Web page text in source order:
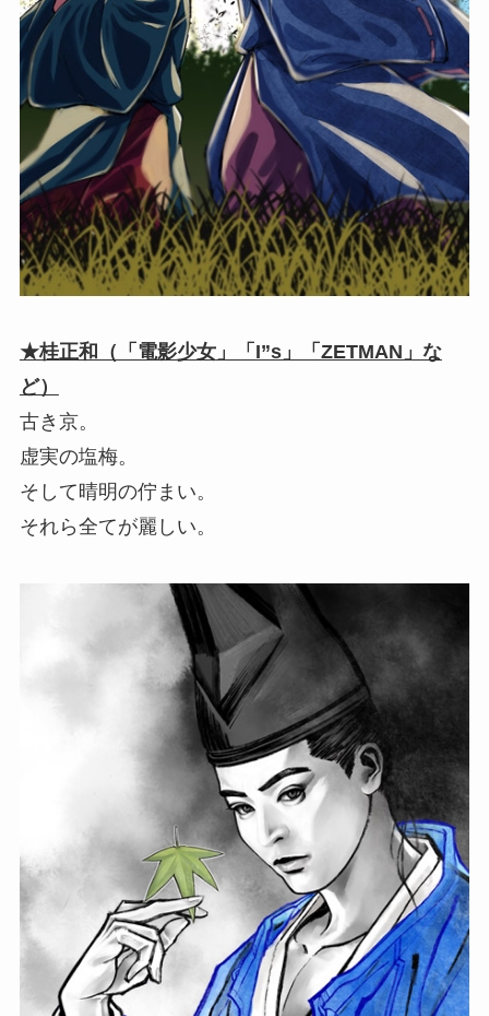
★桂正和（「電影少女」「I”s」「ZETMAN」な
ど）
古き京。
虚実の塩梅。
そして晴明の佇まい。
それら全てが麗しい。